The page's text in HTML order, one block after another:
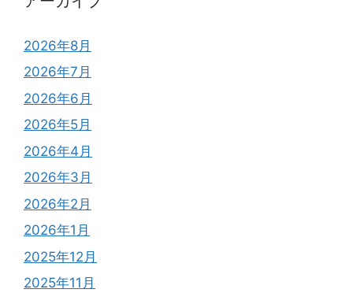
2026年8月
2026年7月
2026年6月
2026年5月
2026年4月
2026年3月
2026年2月
2026年1月
2025年12月
2025年11月